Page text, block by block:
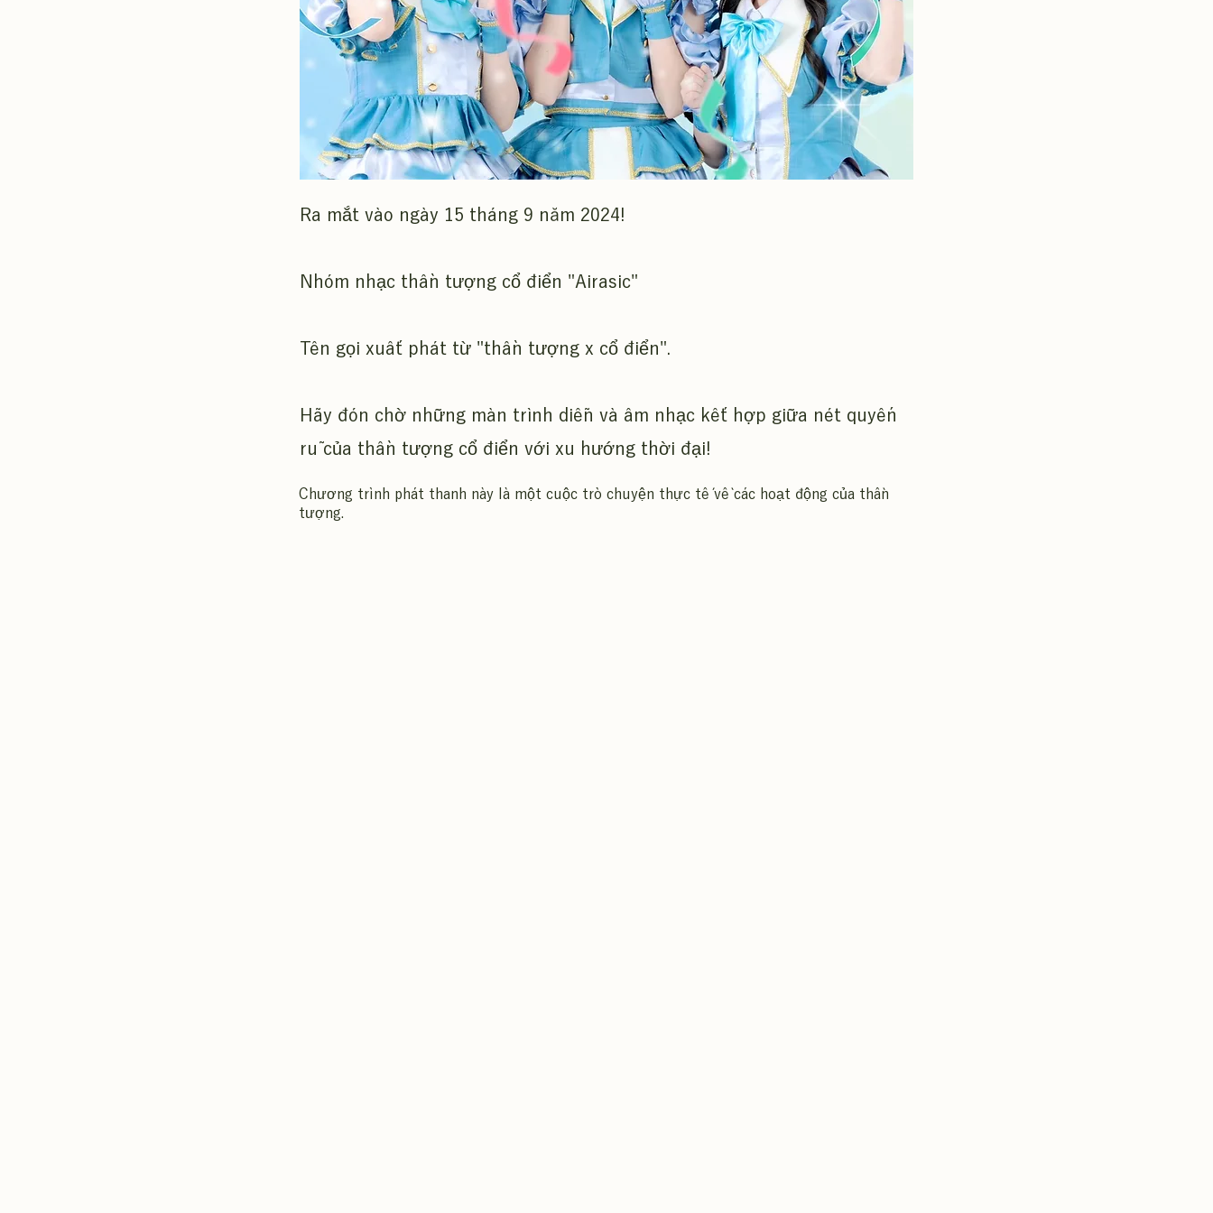
Ra mắt vào ngày 15 tháng 9 năm 2024!
Nhóm nhạc thần tượng cổ điển "Airasic"
Tên gọi xuất phát từ "thần tượng x cổ điển".
Hãy đón chờ những màn trình diễn và âm nhạc kết hợp giữa nét quyến
rũ của thần tượng cổ điển với xu hướng thời đại!
Chương trình phát thanh này là một cuộc trò chuyện thực tế về các hoạt động của thần
tượng.